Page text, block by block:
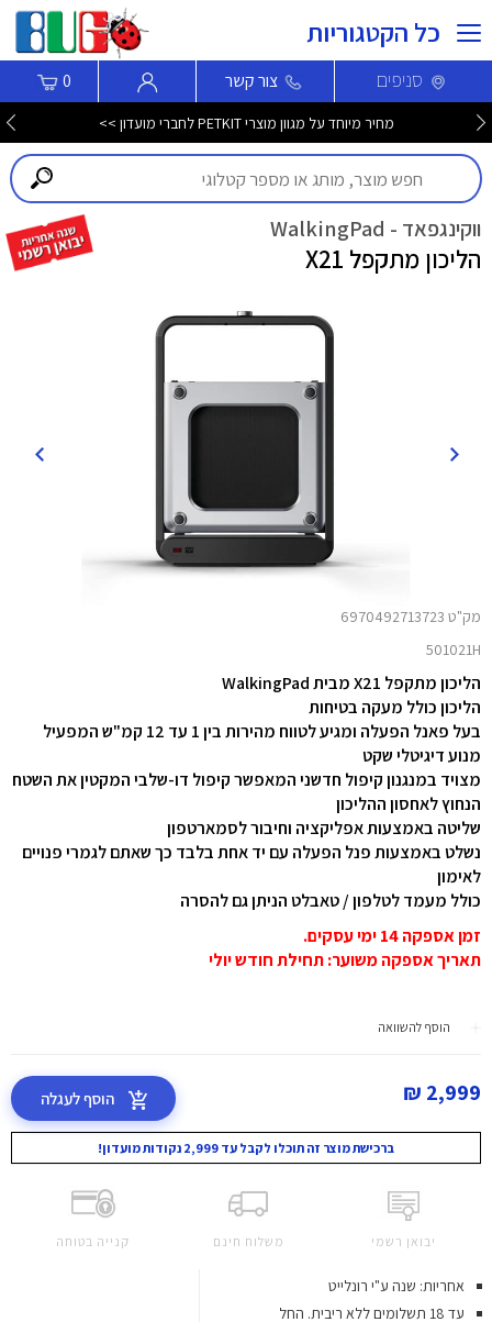
כל הקטגוריות
סניפים צור קשר 0
מחיר מיוחד על מגוון מוצרי PETKIT לחברי מועדון >>
ווקינגפאד - WalkingPad
הליכון מתקפל X21
מק"ט 6970492713723
501021H
הליכון מתקפל X21 מבית WalkingPad
הליכון כולל מעקה בטיחות
בעל פאנל הפעלה ומגיע לטווח מהירות בין 1 עד 12 קמ"ש המפעיל
מנוע דיגיטלי שקט
מצויד במנגנון קיפול חדשני המאפשר קיפול דו-שלבי המקטין את השטח
הנחוץ לאחסון ההליכון
שליטה באמצעות אפליקציה וחיבור לסמארטפון
נשלט באמצעות פנל הפעלה עם יד אחת בלבד כך שאתם לגמרי פנויים
לאימון
כולל מעמד לטלפון / טאבלט הניתן גם להסרה
זמן אספקה 14 ימי עסקים.
תאריך אספקה משוער: תחילת חודש יולי
הוסף להשוואה
2,999 ₪ הוסף לעגלה
ברכישת מוצר זה תוכלו לקבל עד 2,999 נקודות מועדון!
יבואן רשמי משלוח חינם קנייה בטוחה
אחריות: שנה ע"י רונלייט
עד 18 תשלומים ללא ריבית.
החל